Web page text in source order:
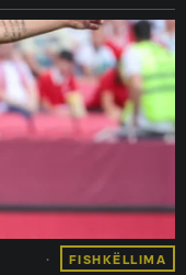
FISHKËLLIMA